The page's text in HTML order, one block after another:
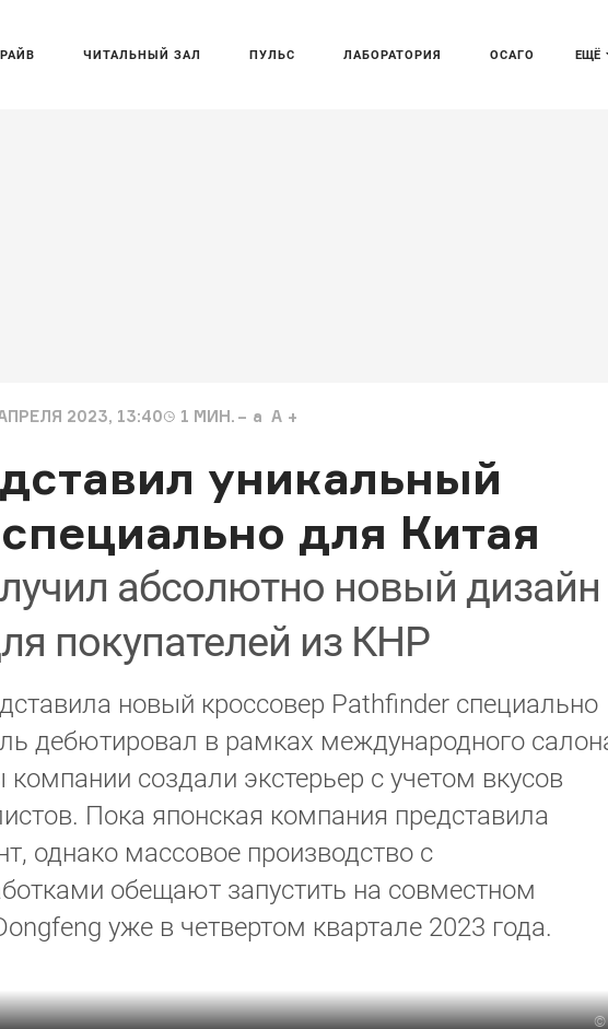
ЕЩЁ
ЧИТАЛЬНЫЙ ЗАЛ ПУЛЬС ЛАБОРАТОРИЯ ОСАГО
2023, 13:40 1 МИН. a A
уникальный
для Китая
абсолютно новый дизайн
покупателей из КНР
новый кроссовер Pathfinder специально
дебютировал в рамках международного
создали экстерьер с учетом вкусов
Пока японская компания представила
однако массовое производство с
обещают запустить на совместном
уже в четвертом квартале 2023 года.
©